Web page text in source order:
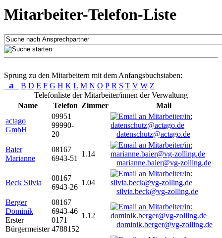
Mitarbeiter-Telefon-Liste
Sprung zu den Mitarbeitern mit dem Anfangsbuchstaben:
a B D E F G H K L M N O P R S T V W Z
Telefonliste der Mitarbeiter/innen der Verwaltung
Name
Telefon Zimmer
Mail
actago
GmbH
09951
99990-
20
datenschutz@actago.de
Baier
Marianne
08167
6943-51
1.14
marianne.baier@vg-zolling.de
Beck Silvia
08167
6943-26
1.04
silvia.beck@vg-zolling.de
Berger
Dominik
Erster
Bürgermeister
08167
6943-46
0171
4788152
1.12
dominik.berger@vg-zolling.de